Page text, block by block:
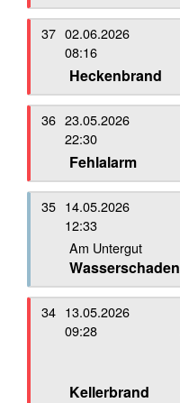
37 02.06.2026
08:16
Heckenbrand
36 23.05.2026
22:30
Fehlalarm
35 14.05.2026
12:33
Am Untergut
Wasserschaden
34 13.05.2026
09:28
Kellerbrand